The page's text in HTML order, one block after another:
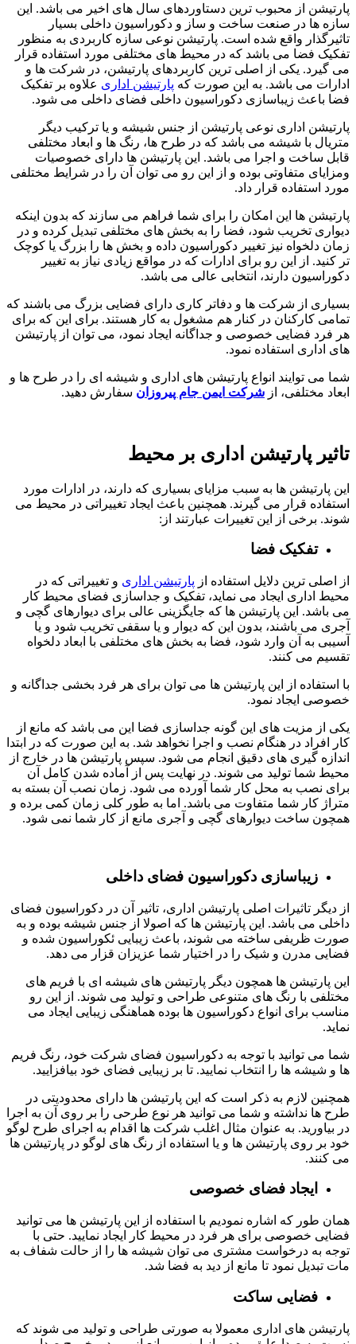
پارتیشن از محبوب ترین دستاوردهای سال های اخیر می باشد. این
سازه ها در صنعت ساخت و ساز و دکوراسیون داخلی بسیار
تاثیرگذار واقع شده است. پارتیشن نوعی سازه کاربردی به منظور
تفکیک فضا می باشد که در محیط های مختلفی مورد استفاده قرار
می گیرد. یکی از اصلی ترین کاربردهای پارتیشن، در شرکت ها و
ادارات می باشد. به این صورت که پارتیشن اداری علاوه بر تفکیک
فضا باعث زیباسازی دکوراسیون داخلی فضای داخلی می شود.
پارتیشن اداری نوعی پارتیشن از جنس شیشه و یا ترکیب دیگر
متریال با شیشه می باشد که در طرح ها، رنگ ها و ابعاد مختلفی
قابل ساخت و اجرا می باشد. این پارتیشن ها دارای خصوصیات
ومزایای متفاوتی بوده و از این رو می توان آن را در شرایط مختلفی
مورد استفاده قرار داد.
پارتیشن ها این امکان را برای شما فراهم می سازند که بدون اینکه
دیواری تخریب شود، فضا را به بخش های مختلفی تبدیل کرده و در
زمان دلخواه نیز تغییر دکوراسیون داده و بخش ها را بزرگ یا کوچک
تر کنید. از این رو برای ادارات که در مواقع زیادی نیاز به تغییر
دکوراسیون دارند، انتخابی عالی می باشد.
بسیاری از شرکت ها و دفاتر کاری دارای فضایی بزرگ می باشند که
تمامی کارکنان در کنار هم مشغول به کار هستند. برای این که برای
هر فرد فضایی خصوصی و جداگانه ایجاد نمود، می توان از پارتیشن
های اداری استفاده نمود.
شما می توایند انواع پارتیشن های اداری و شیشه ای را در طرح ها و
ابعاد مختلفی، از شرکت ایمن جام پیروزان سفارش دهید.
تاثیر پارتیشن اداری بر محیط
این پارتیشن ها به سبب مزایای بسیاری که دارند، در ادارات مورد
استفاده قرار می گیرند. همچنین باعث ایجاد تغییراتی در محیط می
شوند. برخی از این تغییرات عبارتند از:
تفکیک فضا
از اصلی ترین دلایل استفاده از پارتیشن اداری و تغییراتی که در
محیط اداری ایجاد می نماید، تفکیک و جداسازی فضای محیط کار
می باشد. این پارتیشن ها که جایگزینی عالی برای دیوارهای گچی و
آجری می باشند، بدون این که دیوار و یا سقفی تخریب شود و یا
آسیبی به آن وارد شود، فضا به بخش های مختلفی با ابعاد دلخواه
تقسیم می کنند.
با استفاده از این پارتیشن ها می توان برای هر فرد بخشی جداگانه و
خصوصی ایجاد نمود.
یکی از مزیت های این گونه جداسازی فضا این می باشد که مانع از
کار افراد در هنگام نصب و اجرا نخواهد شد. به این صورت که در ابتدا
اندازه گیری های دقیق انجام می شود. سپس پارتیشن ها در خارج از
محیط شما تولید می شوند. در نهایت پس از آماده شدن کامل آن
برای نصب به محل کار شما آورده می شود. زمان نصب آن بسته به
متراژ کار شما متفاوت می باشد. اما به طور کلی زمان کمی برده و
همچون ساخت دیوارهای گچی و آجری مانع از کار شما نمی شود.
زیباسازی دکوراسیون فضای داخلی
از دیگر تاثیرات اصلی پارتیشن اداری، تاثیر آن در دکوراسیون فضای
داخلی می باشد. این پارتیشن ها که اصولا از جنس شیشه بوده و به
صورت ظریفی ساخته می شوند، باعث زیبایی ئکوراسیون شده و
فضایی مدرن و شیک را در اختیار شما عزیزان قزار می دهد.
این پارتیشن ها همچون دیگر پارتیشن های شیشه ای با فریم های
مختلفی با رنگ های متنوعی طراحی و تولید می شوند. از این رو
مناسب برای انواع دکوراسیون ها بوده هماهنگی زیبایی ایجاد می
نماید.
شما می توانید با توجه به دکوراسیون فضای شرکت خود، رنگ فریم
ها و شیشه ها را انتخاب نمایید. تا بر زیبایی فضای خود بیافزایید.
همچنین لازم به ذکر است که این پارتیشن ها دارای محدودیتی در
طرح ها نداشته و شما می توانید هر نوع طرحی را بر روی آن به اجرا
در بیاورید. به عنوان مثال اغلب شرکت ها اقدام به اجرای طرح لوگو
خود بر روی پارتیشن ها و یا استفاده از رنگ های لوگو در پارتیشن ها
می کنند.
ایجاد فضای خصوصی
همان طور که اشاره نمودیم با استفاده از این پارتیشن ها می توانید
فضایی خصوصی برای هر فرد در محیط کار ایجاد نمایید. حتی با
توجه به درخواست مشتری می توان شیشه ها را از حالت شفاف به
مات تبدیل نمود تا مانع از دید به فضا شد.
فضایی ساکت
پارتیشن های اداری معمولا به صورتی طراحی و تولید می شوند که